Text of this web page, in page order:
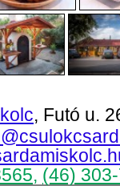
, Futó u.
, (46)